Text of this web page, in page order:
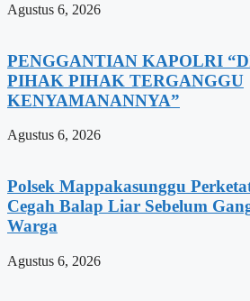
Agustus 6, 2026
PENGGANTIAN KAPOLRI
PIHAK PIHAK TERGANGGU
KENYAMANANNYA”
Agustus 6, 2026
Polsek Mappakasunggu
Cegah Balap Liar Sebelum
Warga
Agustus 6, 2026